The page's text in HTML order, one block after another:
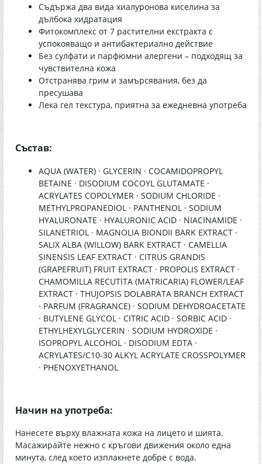
Съдържа два вида хиалуронова киселина за
дълбока хидратация
Фитокомплекс от 7 растителни екстракта с
успокояващо и антибактериално действие
Без сулфати и парфюмни алергени – подходящ за
чувствителна кожа
Отстранява грим и замърсявания, без да
пресушава
Лека гел текстура, приятна за ежедневна употреба
Състав:
AQUA (WATER) · GLYCERIN · COCAMIDOPROPYL
BETAINE · DISODIUM COCOYL GLUTAMATE ·
ACRYLATES COPOLYMER · SODIUM CHLORIDE ·
METHYLPROPANEDIOL · PANTHENOL · SODIUM
HYALURONATE · HYALURONIC ACID · NIACINAMIDE ·
SILANETRIOL · MAGNOLIA BIONDII BARK EXTRACT ·
SALIX ALBA (WILLOW) BARK EXTRACT · CAMELLIA
SINENSIS LEAF EXTRACT · CITRUS GRANDIS
(GRAPEFRUIT) FRUIT EXTRACT · PROPOLIS EXTRACT ·
CHAMOMILLA RECUTITA (MATRICARIA) FLOWER/LEAF
EXTRACT · THUJOPSIS DOLABRATA BRANCH EXTRACT
· PARFUM (FRAGRANCE) · SODIUM DEHYDROACETATE
· BUTYLENE GLYCOL · CITRIC ACID · SORBIC ACID ·
ETHYLHEXYLGLYCERIN · SODIUM HYDROXIDE ·
ISOPROPYL ALCOHOL · DISODIUM EDTA ·
ACRYLATES/C10-30 ALKYL ACRYLATE CROSSPOLYMER
· PHENOXYETHANOL
Начин на употреба:
Нанесете върху влажната кожа на лицето и шията.
Масажирайте нежно с кръгови движения около една
минута, след което изплакнете добре с вода.